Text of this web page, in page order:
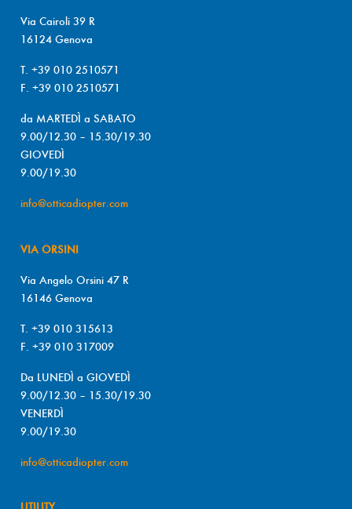
Via Cairoli 39 R
16124 Genova
T. +39 010 2510571
F. +39 010 2510571
da MARTEDÌ a SABATO
9.00/12.30 – 15.30/19.30
GIOVEDÌ
9.00/19.30
info@otticadiopter.com
VIA ORSINI
Via Angelo Orsini 47 R
16146 Genova
T. +39 010 315613
F. +39 010 317009
Da LUNEDÌ a GIOVEDÌ
9.00/12.30 – 15.30/19.30
VENERDÌ
9.00/19.30
info@otticadiopter.com